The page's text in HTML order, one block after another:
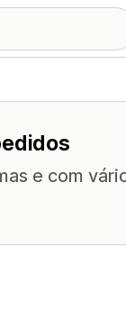
e com